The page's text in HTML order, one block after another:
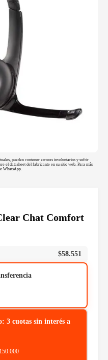
pueden contener errores involuntarios y sufrir
el datasheet del fabricante en su sitio web. Para más
WhatsApp.
Chat Comfort
$58.551
3 cuotas sin interés a